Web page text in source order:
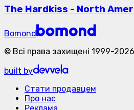
The Hardkiss - North
Bomond
© Всі права захищені 1999-2026
built by
Стати продавцем
Про нас